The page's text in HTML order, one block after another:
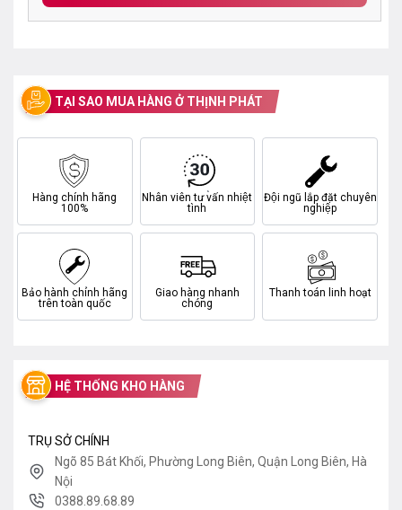
TẠI SAO MUA HÀNG Ở THỊNH PHÁT
Hàng chính hãng
100%
Nhân viên tư vấn nhiệt
tình
Đội ngũ lắp đặt chuyên
nghiệp
Bảo hành chính hãng
trên toàn quốc
Giao hàng nhanh
chóng
Thanh toán linh hoạt
HỆ THỐNG KHO HÀNG
TRỤ SỞ CHÍNH
Ngõ 85 Bát Khối, Phường Long Biên, Quận Long Biên, Hà
Nội
0388.89.68.89